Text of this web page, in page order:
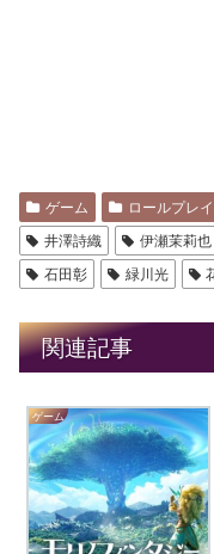
ゲーム ロールプレ
井澤詩織
伊瀬茉莉也
石田彰
緑川光
関連記事
ゲーム